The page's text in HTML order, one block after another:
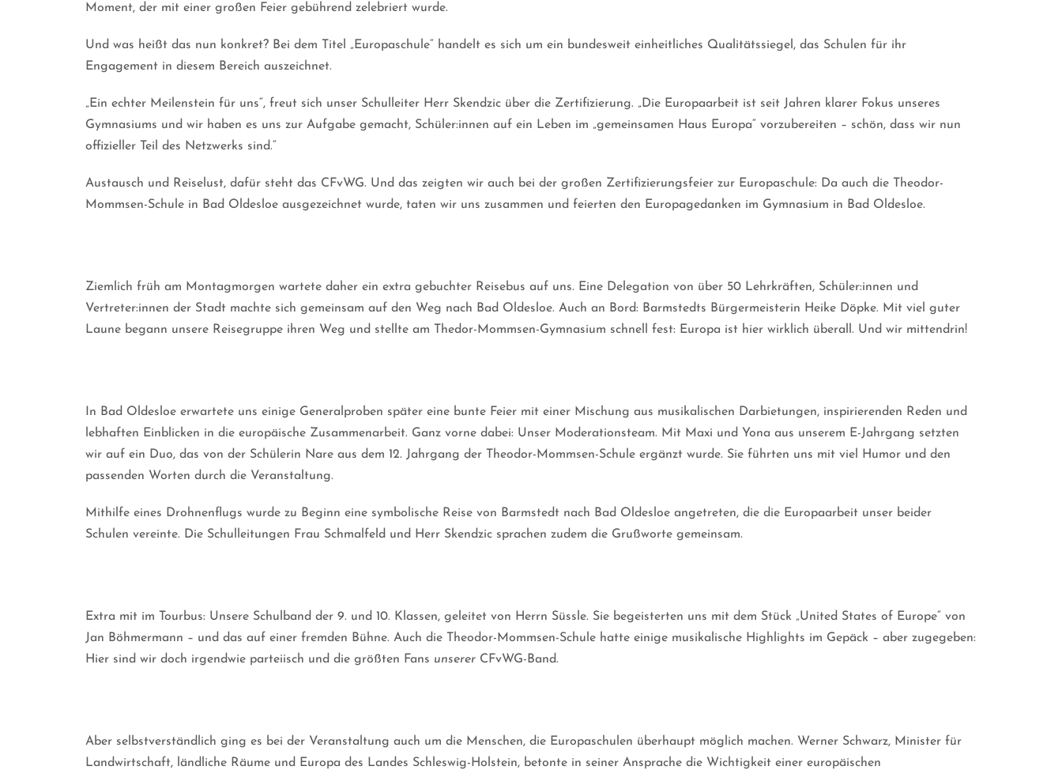
Moment, der mit einer großen Feier gebührend zelebriert wurde.
Und was heißt das nun konkret? Bei dem Titel „Europaschule“ handelt es sich um ein bundesweit einheitliches Qualitätssiegel, das Schulen für ihr
Engagement in diesem Bereich auszeichnet.
„Ein echter Meilenstein für uns“, freut sich unser Schulleiter Herr Skendzic über die Zertifizierung. „Die Europaarbeit ist seit Jahren klarer Fokus unseres
Gymnasiums und wir haben es uns zur Aufgabe gemacht, Schüler:innen auf ein Leben im „gemeinsamen Haus Europa“ vorzubereiten – schön, dass wir nun
offizieller Teil des Netzwerks sind.“
Austausch und Reiselust, dafür steht das CFvWG. Und das zeigten wir auch bei der großen Zertifizierungsfeier zur Europaschule: Da auch die Theodor-
Mommsen-Schule in Bad Oldesloe ausgezeichnet wurde, taten wir uns zusammen und feierten den Europagedanken im Gymnasium in Bad Oldesloe.
Ziemlich früh am Montagmorgen wartete daher ein extra gebuchter Reisebus auf uns. Eine Delegation von über 50 Lehrkräften, Schüler:innen und
Vertreter:innen der Stadt machte sich gemeinsam auf den Weg nach Bad Oldesloe. Auch an Bord: Barmstedts Bürgermeisterin Heike Döpke. Mit viel guter
Laune begann unsere Reisegruppe ihren Weg und stellte am Thedor-Mommsen-Gymnasium schnell fest: Europa ist hier wirklich überall. Und wir mittendrin!
In Bad Oldesloe erwartete uns einige Generalproben später eine bunte Feier mit einer Mischung aus musikalischen Darbietungen, inspirierenden Reden und
lebhaften Einblicken in die europäische Zusammenarbeit. Ganz vorne dabei: Unser Moderationsteam. Mit Maxi und Yona aus unserem E-Jahrgang setzten
wir auf ein Duo, das von der Schülerin Nare aus dem 12. Jahrgang der Theodor-Mommsen-Schule ergänzt wurde. Sie führten uns mit viel Humor und den
passenden Worten durch die Veranstaltung.
Mithilfe eines Drohnenflugs wurde zu Beginn eine symbolische Reise von Barmstedt nach Bad Oldesloe angetreten, die die Europaarbeit unser beider
Schulen vereinte. Die Schulleitungen Frau Schmalfeld und Herr Skendzic sprachen zudem die Grußworte gemeinsam.
Extra mit im Tourbus: Unsere Schulband der 9. und 10. Klassen, geleitet von Herrn Süssle. Sie begeisterten uns mit dem Stück „United States of Europe“ von
Jan Böhmermann – und das auf einer fremden Bühne. Auch die Theodor-Mommsen-Schule hatte einige musikalische Highlights im Gepäck – aber zugegeben:
Hier sind wir doch irgendwie parteiisch und die größten Fans unsererCFvWG-Band.
Aber selbstverständlich ging es bei der Veranstaltung auch um die Menschen, die Europaschulen überhaupt möglich machen. Werner Schwarz, Minister für
Landwirtschaft, ländliche Räume und Europa des Landes Schleswig-Holstein, betonte in seiner Ansprache die Wichtigkeit einer europäischen